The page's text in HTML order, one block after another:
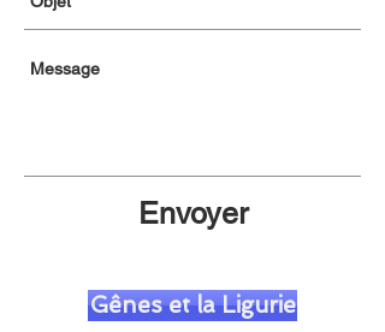
Envoyer
Gênes et la Ligurie